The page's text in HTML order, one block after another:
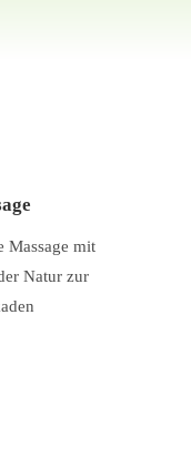
Massage mit
Natur zur